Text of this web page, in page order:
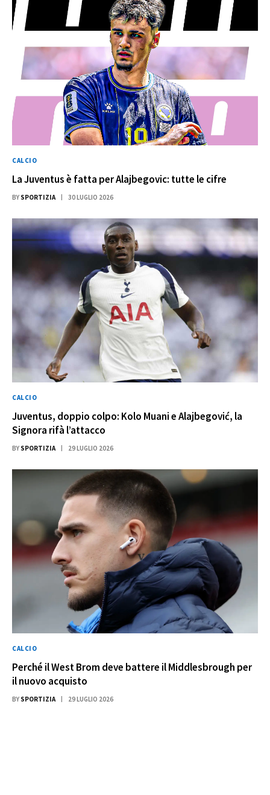
CALCIO
La Juventus è fatta per Alajbegovic: tutte le cifre
BY SPORTIZIA 30 LUGLIO 2026
CALCIO
Juventus, doppio colpo: Kolo Muani e Alajbegović, la
Signora rifà l’attacco
BY SPORTIZIA 29 LUGLIO 2026
CALCIO
Perché il West Brom deve battere il Middlesbrough per
il nuovo acquisto
BY SPORTIZIA 29 LUGLIO 2026